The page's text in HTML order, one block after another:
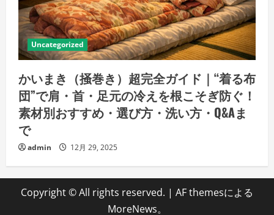
Uncategorized
かいまき（掻巻き）超完全ガイド｜“着る布
団”で肩・首・足元の冷えを根こそぎ防ぐ！
素材別おすすめ・選び方・洗い方・Q&Aま
で
admin 12月 29, 2025
Copyright © All rights reserved. | AF themesによる
MoreNews。